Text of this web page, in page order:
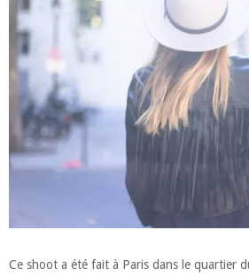
Ce shoot a été fait à Paris dans le quartier